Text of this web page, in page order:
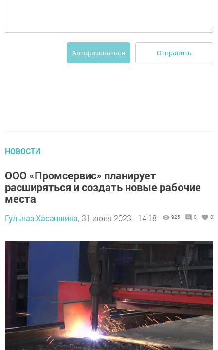
Авторизоваться Отправить
НОВОСТИ
ООО «Промсервис» планирует
расширяться и создать новые рабочие
места
Гульназ Хасаншина, 31 июля 2023 - 14:18 925 0 0